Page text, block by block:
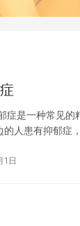
症是一种常见
的人患有抑郁症
1日